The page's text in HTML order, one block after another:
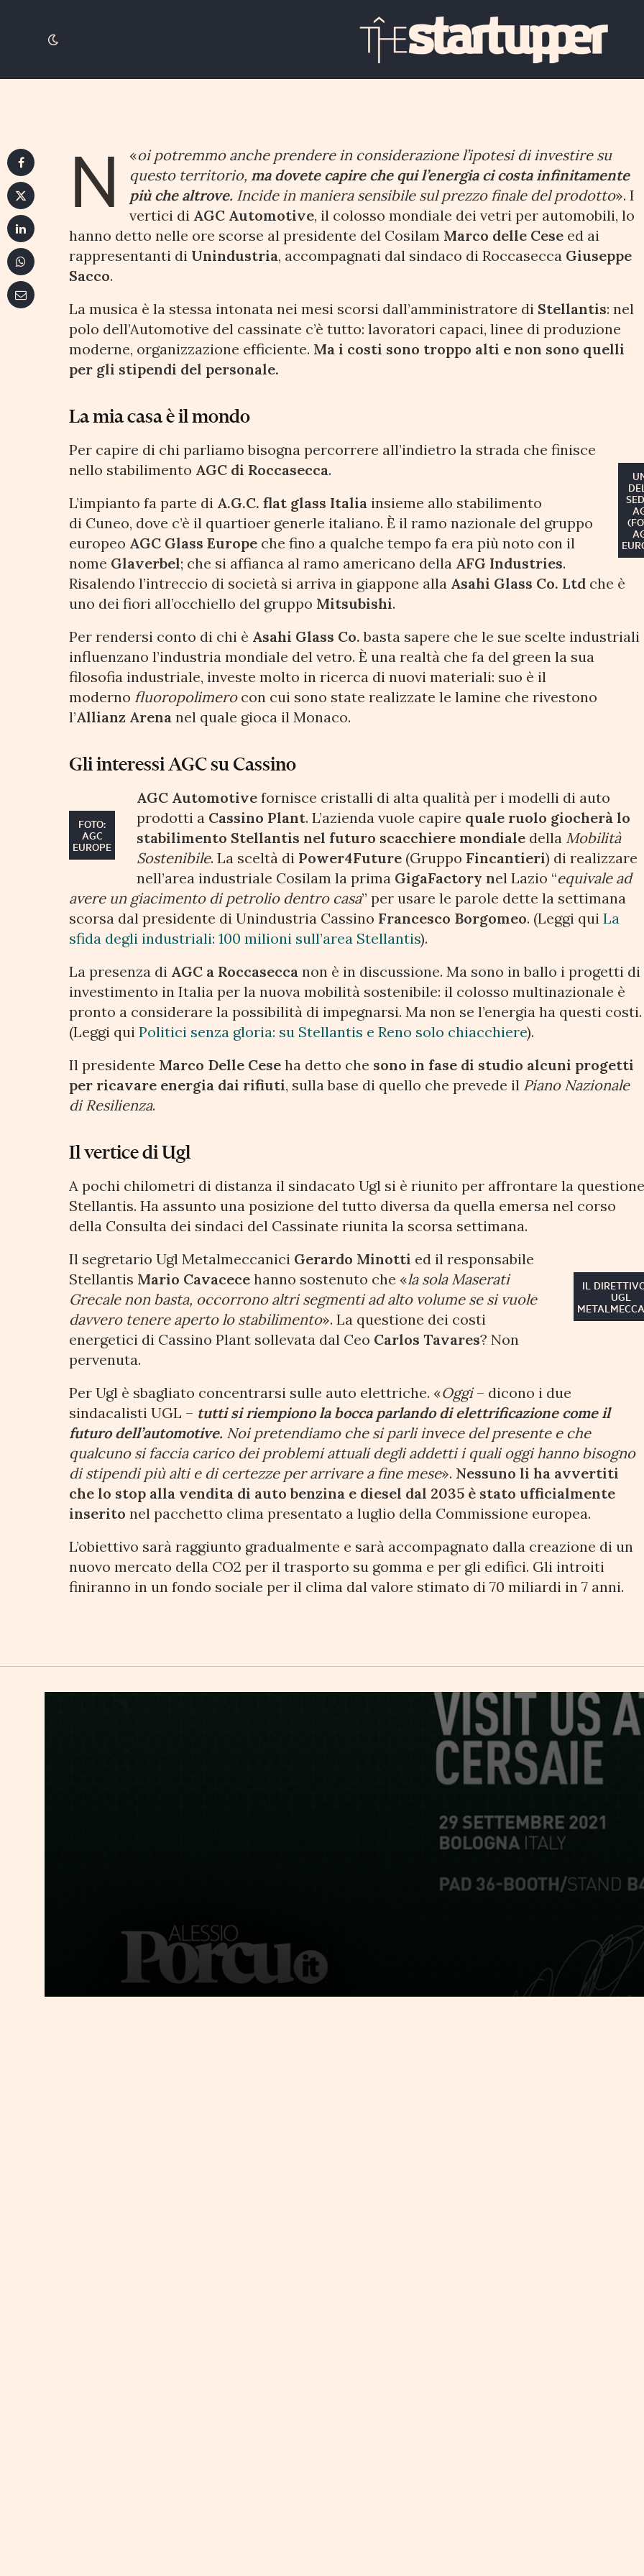
AGC Automotive pronta a investire “Ma
«
N
oi potremmo anche prendere in considerazione l’ipotesi di investire su
questo territorio, ma dovete capire che qui l’energia ci costa infinitamente
più che altrove. Incide in maniera sensibile sul prezzo finale del prodotto». I
vertici di AGC Automotive, il colosso mondiale dei vetri per automobili, lo
hanno detto nelle ore scorse al presidente del Cosilam Marco delle Cese ed ai
rappresentanti di Unindustria, accompagnati dal sindaco di Roccasecca Giuseppe
Sacco.
La musica è la stessa intonata nei mesi scorsi dall’amministratore di Stellantis: nel
polo dell’Automotive del cassinate c’è tutto: lavoratori capaci, linee di produzione
moderne, organizzazione efficiente. Ma i costi sono troppo alti e non sono quelli
per gli stipendi del personale.
La mia casa è il mondo
Per capire di chi parliamo bisogna percorrere all’indietro la strada che finisce
nello stabilimento AGC di Roccasecca.
L’impianto fa parte di A.G.C. flat glass Italia insieme allo stabilimento
di Cuneo, dove c’è il quartioer generle italiano. È il ramo nazionale del gruppo
europeo AGC Glass Europe che fino a qualche tempo fa era più noto con il
nome Glaverbel; che si affianca al ramo americano della AFG Industries.
Risalendo l’intreccio di società si arriva in giappone alla Asahi Glass Co. Ltd che è
uno dei fiori all’occhiello del gruppo Mitsubishi.
Per rendersi conto di chi è Asahi Glass Co. basta sapere che le sue scelte industriali
influenzano l’industria mondiale del vetro. È una realtà che fa del green la sua
filosofia industriale, investe molto in ricerca di nuovi materiali: suo è il
moderno fluoropolimerocon cui sono state realizzate le lamine che rivestono
l’Allianz Arena nel quale gioca il Monaco.
Gli interessi AGC su Cassino
FOTO:
AGC
EUROPE
AGC Automotive fornisce cristalli di alta qualità per i modelli di auto
prodotti a Cassino Plant. L’azienda vuole capire quale ruolo giocherà lo
stabilimento Stellantis nel futuro scacchiere mondiale della Mobilità
Sostenibile. La sceltà di Power4Future (Gruppo Fincantieri) di realizzare
nell’area industriale Cosilam la prima GigaFactory nel Lazio “equivale ad
avere un giacimento di petrolio dentro casa” per usare le parole dette la settimana
scorsa dal presidente di Unindustria Cassino Francesco Borgomeo. (Leggi quiLa
sfida degli industriali: 100 milioni sull’area Stellantis).
La presenza di AGC a Roccasecca non è in discussione. Ma sono in ballo i progetti di
investimento in Italia per la nuova mobilità sostenibile: il colosso multinazionale è
pronto a considerare la possibilità di impegnarsi. Ma non se l’energia ha questi costi.
(Leggi quiPolitici senza gloria: su Stellantis e Reno solo chiacchiere).
Il presidente Marco Delle Cese ha detto che sono in fase di studio alcuni progetti
per ricavare energia dai rifiuti, sulla base di quello che prevede il Piano Nazionale
di Resilienza.
Il vertice di Ugl
A pochi chilometri di distanza il sindacato Ugl si è riunito per affrontare la
Stellantis. Ha assunto una posizione del tutto diversa da quella emersa nel corso
della Consulta dei sindaci del Cassinate riunita la scorsa settimana.
IL
UGL
Il segretario Ugl Metalmeccanici Gerardo Minotti ed il responsabile
Stellantis Mario Cavacece hanno sostenuto che «la sola Maserati
Grecale non basta, occorrono altri segmenti ad alto volume se si vuole
davvero tenere aperto lo stabilimento». La questione dei costi
energetici di Cassino Plant sollevata dal Ceo Carlos Tavares? Non
pervenuta.
Per Ugl è sbagliato concentrarsi sulle auto elettriche. «Oggi– dicono i due
sindacalisti UGL – tutti si riempiono la bocca parlando di elettrificazione come il
futuro dell’automotive. Noi pretendiamo che si parli invece del presente e che
qualcuno si faccia carico dei problemi attuali degli addetti i quali oggi hanno bisogno
di stipendi più alti e di certezze per arrivare a fine mese». Nessuno li ha avvertiti
che lo stop alla vendita di auto benzina e diesel dal 2035 è stato ufficialmente
inserito nel pacchetto clima presentato a luglio della Commissione europea.
L’obiettivo sarà raggiunto gradualmente e sarà accompagnato dalla creazione di un
nuovo mercato della CO2 per il trasporto su gomma e per gli edifici. Gli introiti
finiranno in un fondo sociale per il clima dal valore stimato di 70 miliardi in 7 anni.